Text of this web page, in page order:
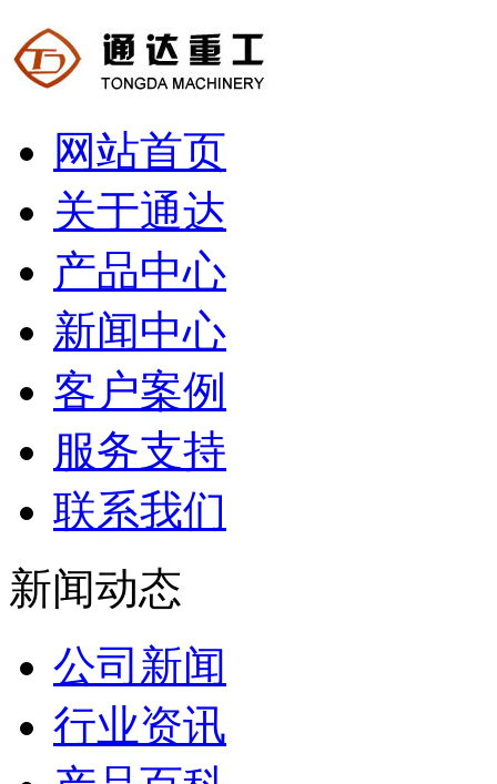
网站首页
关于通达
产品中心
新闻中心
客户案例
服务支持
联系我们
新闻动态
公司新闻
行业资讯